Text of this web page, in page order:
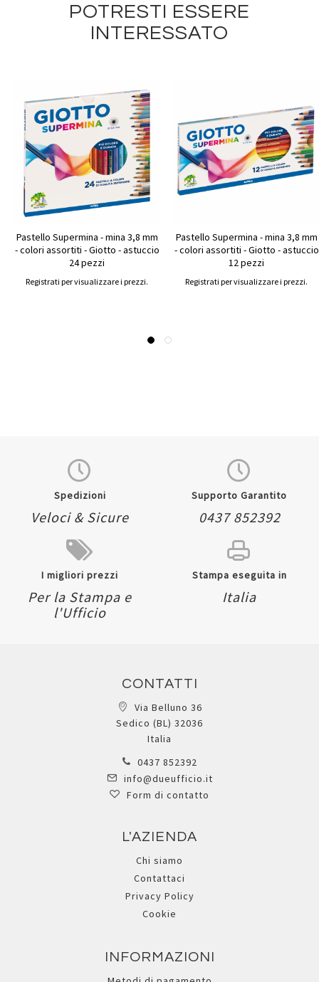
POTRESTI ESSERE
INTERESSATO
Pastello Supermina - mina 3,8 mm
- colori assortiti - Giotto - astuccio
24 pezzi
Registrati per visualizzare i prezzi.
Pastello Supermina - mina 3,8 mm
- colori assortiti - Giotto - astuccio
12 pezzi
Registrati per visualizzare i prezzi.
Spedizioni
Veloci & Sicure
Supporto Garantito
0437 852392
I migliori prezzi
Per la Stampa e
l'Ufficio
Stampa eseguita in
Italia
CONTATTI
Via Belluno 36
Sedico (BL) 32036
Italia
0437 852392
info@dueufficio.it
Form di contatto
L'AZIENDA
Chi siamo
Contattaci
Privacy Policy
Cookie
INFORMAZIONI